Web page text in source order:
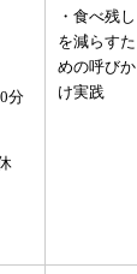
分
・食べ残し
を減らすた
めの呼びか
け実践